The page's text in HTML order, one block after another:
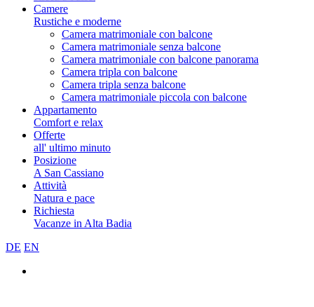
Camere
Rustiche e moderne
Camera matrimoniale con balcone
Camera matrimoniale senza balcone
Camera matrimoniale con balcone panorama
Camera tripla con balcone
Camera tripla senza balcone
Camera matrimoniale piccola con balcone
Appartamento
Comfort e relax
Offerte
all' ultimo minuto
Posizione
A San Cassiano
Attività
Natura e pace
Richiesta
Vacanze in Alta Badia
DE EN